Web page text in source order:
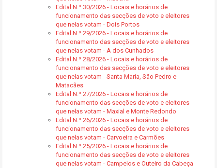
Edital N.º 30/2026 - Locais e horários de
funcionamento das secções de voto e eleitores
que nelas votam - Dois Portos
Edital N.º 29/2026 - Locais e horários de
funcionamento das secções de voto e eleitores
que nelas votam - A dos Cunhados
Edital N.º 28/2026 - Locais e horários de
funcionamento das secções de voto e eleitores
que nelas votam - Santa Maria, São Pedro e
Matacães
Edital N.º 27/2026 - Locais e horários de
funcionamento das secções de voto e eleitores
que nelas votam - Maxial e Monte Redondo
Edital N.º 26/2026 - Locais e horários de
funcionamento das secções de voto e eleitores
que nelas votam - Carvoeira e Carmões
Edital N.º 25/2026 - Locais e horários de
funcionamento das secções de voto e eleitores
que nelas votam - Campelos e Outeiro da Cabeça